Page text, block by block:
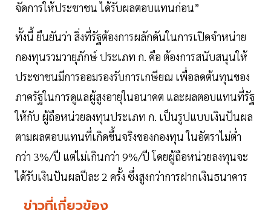
จัดการให้ประชาชน ได้รับผลตอบแทนก่อน”
ทั้งนี้ ยืนยันว่า สิ่งที่รัฐต้องการผลักดันในการเปิดจำหน่าย
กองทุนรวมวายุภักษ์ ประเภท ก. คือ ต้องการสนับสนุนให้
ประชาชนมีการออมรองรับการเกษียณ เพื่อลดต้นทุนของ
ภาครัฐในการดูแลผู้สูงอายุในอนาคต และผลตอบแทนที่รัฐ
ให้กับ ผู้ถือหน่วยลงทุนประเภท ก. เป็นรูปแบบเงินปันผล
ตามผลตอบแทนที่เกิดขึ้นจริงของกองทุน ในอัตราไม่ต่ำ
กว่า 3%/ปี แต่ไม่เกินกว่า 9%/ปี โดยผู้ถือหน่วยลงทุนจะ
ได้รับเงินปันผลปีละ 2 ครั้ง ซึ่งสูงกว่าการฝากเงินธนาคาร
ข่าวที่เกี่ยวข้อง